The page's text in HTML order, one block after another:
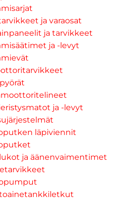
ja varaosat
ja tarvikkeet
ja -levyt
ja -levyt
läpiviennit
ja äänenvaimentimet